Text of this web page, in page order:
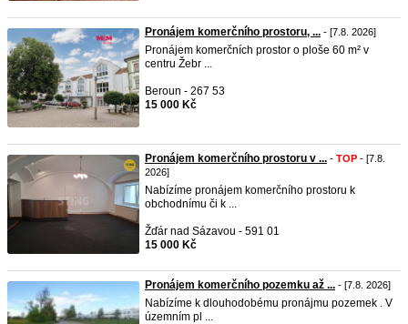
Pronájem komerčního prostoru, ... - [7.8. 2026]
Pronájem komerčních prostor o ploše 60 m² v
centru Žebr ...
Beroun - 267 53
15 000 Kč
Pronájem komerčního prostoru v ... - TOP - [7.8.
2026]
Nabízíme pronájem komerčního prostoru k
obchodnímu či k ...
Žďár nad Sázavou - 591 01
15 000 Kč
Pronájem komerčního pozemku až ... - [7.8. 2026]
Nabízíme k dlouhodobému pronájmu pozemek . V
územním pl ...